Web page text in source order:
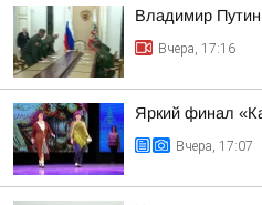
Владимир
Вчера, 17:16
Яркий финал
Вчера, 17:07